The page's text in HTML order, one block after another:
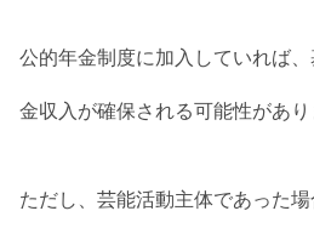
公的年金制度に加入していれば
金収入が確保される可能性があり
ただし、芸能活動主体であった